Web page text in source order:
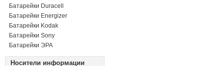
Батарейки Duracell
Батарейки Energizer
Батарейки Kodak
Батарейки Sony
Батарейки ЭРА
Носители информации